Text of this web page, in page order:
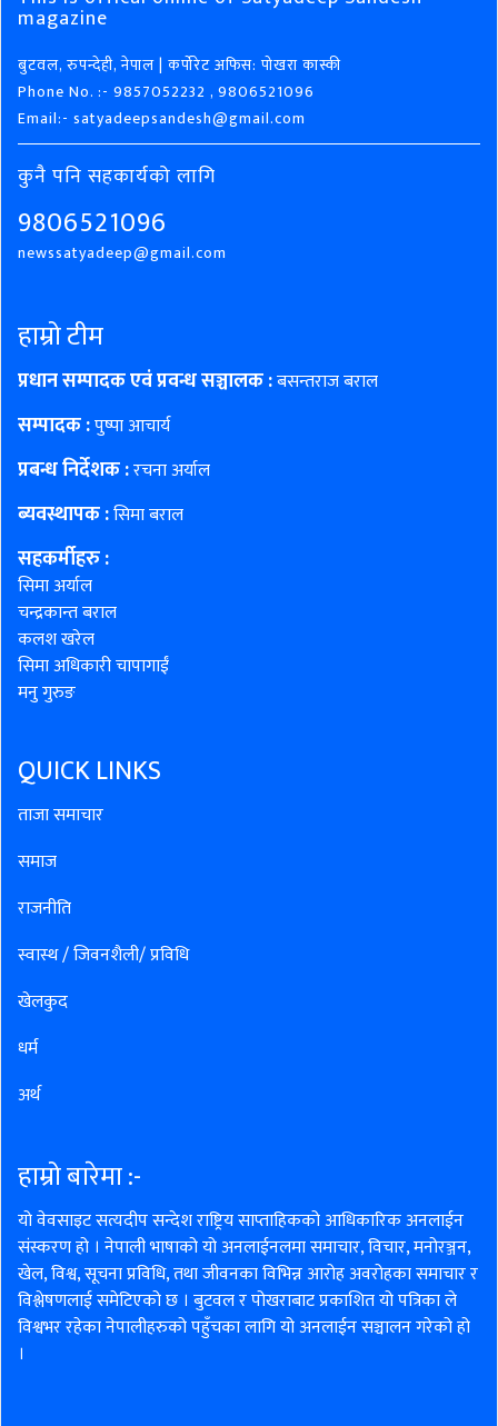
magazine
बुटवल, रुपन्देही, नेपाल | कर्पोरेट अफिस: पोखरा कास्की
Phone No. :- 9857052232 , 9806521096
Email:- satyadeepsandesh@gmail.com
कुनै पनि सहकार्यको लागि
9806521096
newssatyadeep@gmail.com
हाम्रो टीम
प्रधान सम्पादक एवं प्रवन्ध सञ्चालक :बसन्तराज बराल
सम्पादक :पुष्पा आचार्य
प्रबन्ध निर्देशक :रचना अर्याल
ब्यवस्थापक :सिमा बराल
सहकर्मीहरु:
सिमा अर्याल
चन्द्रकान्त बराल
कलश खरेल
सिमा अधिकारी चापागाईं
मनु गुरुङ
QUICK LINKS
ताजा समाचार
समाज
राजनीति
स्वास्थ / जिवनशैली/ प्रविधि
खेलकुद
धर्म
अर्थ
हाम्रो बारेमा :-
यो वेवसाइट सत्यदीप सन्देश राष्ट्रिय साप्ताहिकको आधिकारिक अनलाईन
संस्करण हो । नेपाली भाषाको यो अनलाईनलमा समाचार, विचार, मनोरञ्जन,
खेल, विश्व, सूचना प्रविधि, तथा जीवनका विभिन्न आरोह अवरोहका समाचार र
विश्लेषणलाई समेटिएको छ । बुटवल र पोखराबाट प्रकाशित यो पत्रिका ले
विश्वभर रहेका नेपालीहरुको पहुँचका लागि यो अनलाईन सञ्चालन गरेको हो
।